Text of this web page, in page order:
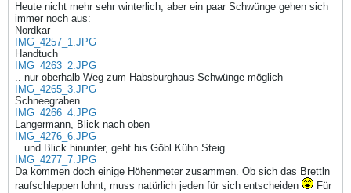
Heute nicht mehr sehr winterlich, aber ein paar Schwünge gehen sich
immer noch aus:
Nordkar
IMG_4257_1.JPG
Handtuch
IMG_4263_2.JPG
.. nur oberhalb Weg zum Habsburghaus Schwünge möglich
IMG_4265_3.JPG
Schneegraben
IMG_4266_4.JPG
Langermann, Blick nach oben
IMG_4276_6.JPG
.. und Blick hinunter, geht bis Göbl Kühn Steig
IMG_4277_7.JPG
Da kommen doch einige Höhenmeter zusammen. Ob sich das Brettln
raufschleppen lohnt, muss natürlich jeden für sich entscheiden
Für